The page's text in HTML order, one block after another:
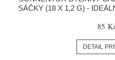
SÁČKY (18 X 1,2 G) -
85
DETAIL